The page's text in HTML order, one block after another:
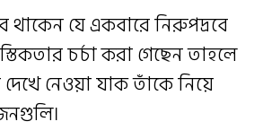
থাকেন যে একবারে নিরুপদ্রবে
চর্চা করা গেছেন তাহলে
নেওয়া যাক তাঁকে নিয়ে